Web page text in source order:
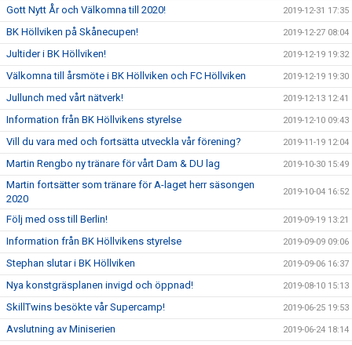
Gott Nytt År och Välkomna till 2020! 2019-12-31 17:35
BK Höllviken på Skånecupen! 2019-12-27 08:04
Jultider i BK Höllviken! 2019-12-19 19:32
Välkomna till årsmöte i BK Höllviken och FC Höllviken 2019-12-19 19:30
Jullunch med vårt nätverk! 2019-12-13 12:41
Information från BK Höllvikens styrelse 2019-12-10 09:43
Vill du vara med och fortsätta utveckla vår förening? 2019-11-19 12:04
Martin Rengbo ny tränare för vårt Dam & DU lag 2019-10-30 15:49
Martin fortsätter som tränare för A-laget herr säsongen
2020
2019-10-04 16:52
Följ med oss till Berlin! 2019-09-19 13:21
Information från BK Höllvikens styrelse 2019-09-09 09:06
Stephan slutar i BK Höllviken 2019-09-06 16:37
Nya konstgräsplanen invigd och öppnad! 2019-08-10 15:13
SkillTwins besökte vår Supercamp! 2019-06-25 19:53
Avslutning av Miniserien 2019-06-24 18:14